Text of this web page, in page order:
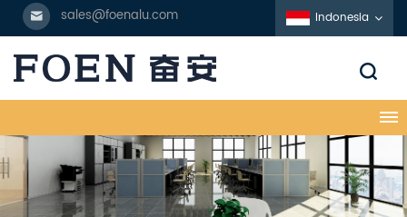
sales@foenalu.com Indonesia